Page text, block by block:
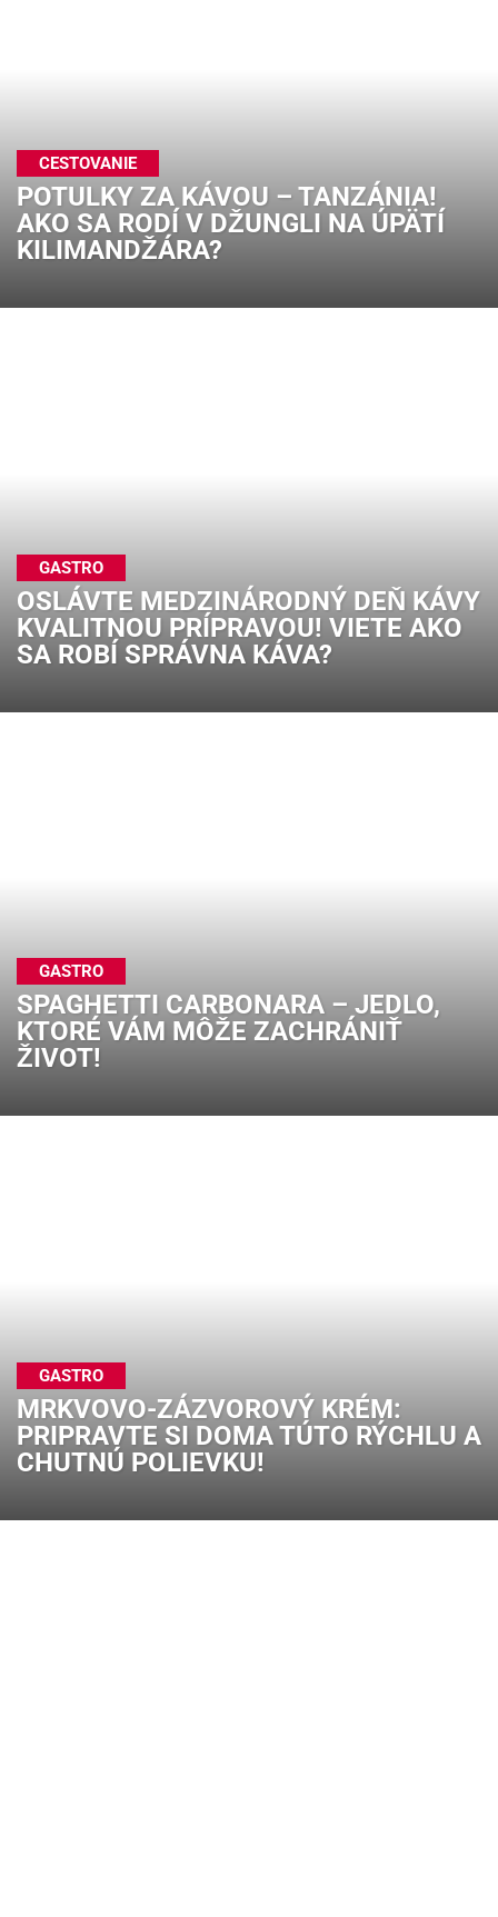
CESTOVANIE
POTULKY ZA KÁVOU – TANZÁNIA!
AKO SA RODÍ V DŽUNGLI NA ÚPÄTÍ
KILIMANDŽÁRA?
GASTRO
OSLÁVTE MEDZINÁRODNÝ DEŇ KÁVY
KVALITNOU PRÍPRAVOU! VIETE AKO
SA ROBÍ SPRÁVNA KÁVA?
GASTRO
SPAGHETTI CARBONARA – JEDLO,
KTORÉ VÁM MÔŽE ZACHRÁNIŤ
ŽIVOT!
GASTRO
MRKVOVO-ZÁZVOROVÝ KRÉM:
PRIPRAVTE SI DOMA TÚTO RÝCHLU A
CHUTNÚ POLIEVKU!